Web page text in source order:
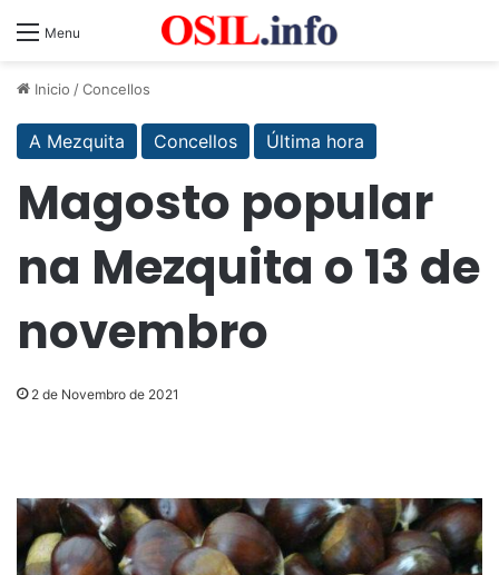
Menu
Inicio /Concellos
A Mezquita Concellos Última hora
Magosto popular
na Mezquita o 13 de
novembro
2 de Novembro de 2021